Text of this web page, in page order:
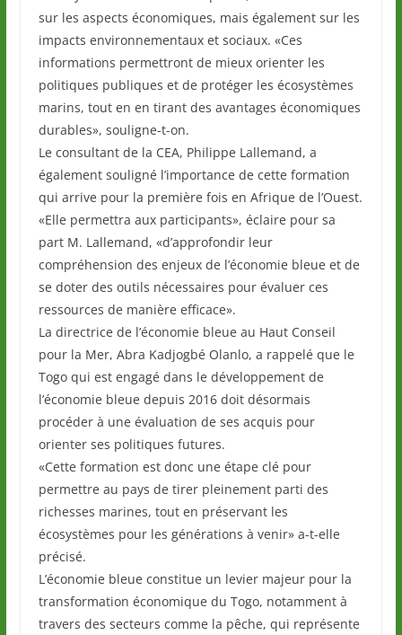
sur les aspects économiques, mais également sur les
impacts environnementaux et sociaux. «Ces
informations permettront de mieux orienter les
politiques publiques et de protéger les écosystèmes
marins, tout en en tirant des avantages économiques
durables», souligne-t-on.
Le consultant de la CEA, Philippe Lallemand, a
également souligné l’importance de cette formation
qui arrive pour la première fois en Afrique de l’Ouest.
«Elle permettra aux participants», éclaire pour sa
part M. Lallemand, «d’approfondir leur
compréhension des enjeux de l’économie bleue et de
se doter des outils nécessaires pour évaluer ces
ressources de manière efficace».
La directrice de l’économie bleue au Haut Conseil
pour la Mer, Abra Kadjogbé Olanlo, a rappelé que le
Togo qui est engagé dans le développement de
l’économie bleue depuis 2016 doit désormais
procéder à une évaluation de ses acquis pour
orienter ses politiques futures.
«Cette formation est donc une étape clé pour
permettre au pays de tirer pleinement parti des
richesses marines, tout en préservant les
écosystèmes pour les générations à venir» a-t-elle
précisé.
L’économie bleue constitue un levier majeur pour la
transformation économique du Togo, notamment à
travers des secteurs comme la pêche, qui représente